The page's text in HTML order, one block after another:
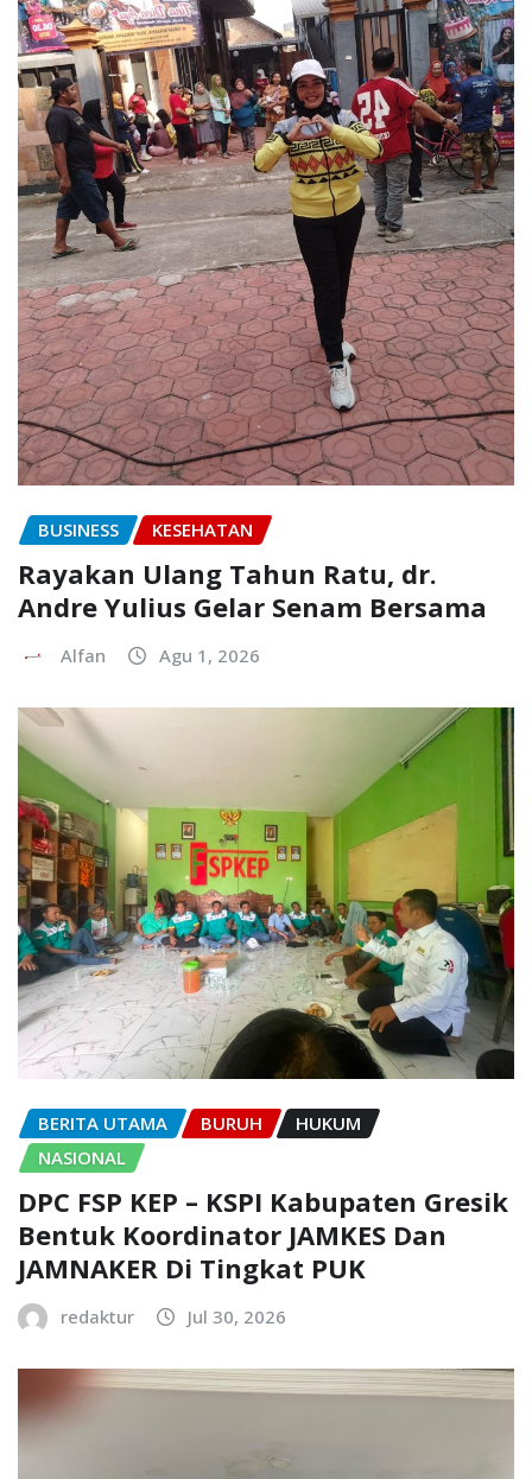
BUSINESS KESEHATAN
Rayakan Ulang Tahun Ratu, dr.
Andre Yulius Gelar Senam Bersama
Alfan Agu 1, 2026
BERITA UTAMA BURUH
HUKUM
NASIONAL
DPC FSP KEP – KSPI Kabupaten Gresik
Bentuk Koordinator JAMKES Dan
JAMNAKER Di Tingkat PUK
redaktur Jul 30, 2026